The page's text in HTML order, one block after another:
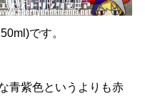
です。
青紫色というよりも赤